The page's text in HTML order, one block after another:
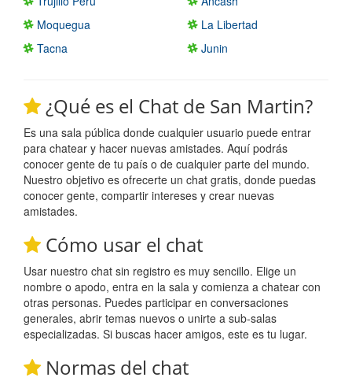
Moquegua
La Libertad
Tacna
Junin
¿Qué es el Chat de San Martin?
Es una sala pública donde cualquier usuario puede entrar
para chatear y hacer nuevas amistades. Aquí podrás
conocer gente de tu país o de cualquier parte del mundo.
Nuestro objetivo es ofrecerte un chat gratis, donde puedas
conocer gente, compartir intereses y crear nuevas
amistades.
Cómo usar el chat
Usar nuestro chat sin registro es muy sencillo. Elige un
nombre o apodo, entra en la sala y comienza a chatear con
otras personas. Puedes participar en conversaciones
generales, abrir temas nuevos o unirte a sub-salas
especializadas. Si buscas hacer amigos, este es tu lugar.
Normas del chat